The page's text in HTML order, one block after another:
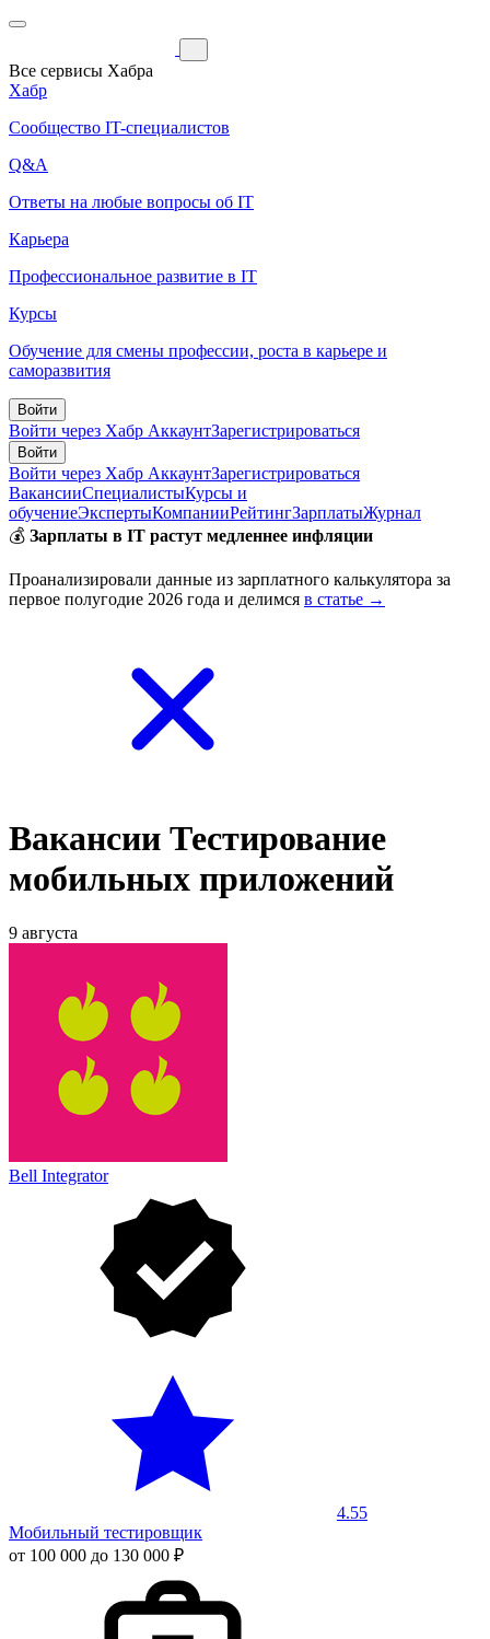
Все сервисы Хабра
Хабр
Сообщество IT-специалистов
Q&A
Ответы на любые вопросы об IT
Карьера
Профессиональное развитие в IT
Курсы
Обучение для смены профессии, роста в карьере и
саморазвития
Войти
Войти через Хабр АккаунтЗарегистрироваться
Войти
Войти через Хабр АккаунтЗарегистрироваться
ВакансииСпециалистыКурсы и
обучениеЭкспертыКомпанииРейтингЗарплатыЖурнал
💰 Зарплаты в IT растут медленнее инфляции
Проанализировали данные из зарплатного калькулятора за
первое полугодие 2026 года и делимся в статье →
Вакансии Тестирование
мобильных приложений
9 августа
Bell Integrator
4.55
Мобильный тестировщик
от 100 000 до 130 000 ₽